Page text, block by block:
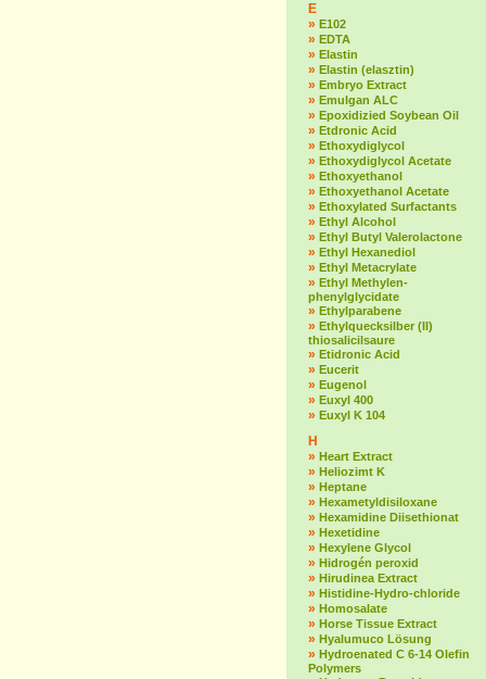
E
» E102
» EDTA
» Elastin
» Elastin (elasztin)
» Embryo Extract
» Emulgan ALC
» Epoxidizied Soybean Oil
» Etdronic Acid
» Ethoxydiglycol
» Ethoxydiglycol Acetate
» Ethoxyethanol
» Ethoxyethanol Acetate
» Ethoxylated Surfactants
» Ethyl Alcohol
» Ethyl Butyl Valerolactone
» Ethyl Hexanediol
» Ethyl Metacrylate
» Ethyl Methylen-
phenylglycidate
» Ethylparabene
» Ethylquecksilber (II)
thiosalicilsaure
» Etidronic Acid
» Eucerit
» Eugenol
» Euxyl 400
» Euxyl K 104
H
» Heart Extract
» Heliozimt K
» Heptane
» Hexametyldisiloxane
» Hexamidine Diisethionat
» Hexetidine
» Hexylene Glycol
» Hidrogén peroxid
» Hirudinea Extract
» Histidine-Hydro-chloride
» Homosalate
» Horse Tissue Extract
» Hyalumuco Lösung
» Hydroenated C 6-14 Olefin
Polymers